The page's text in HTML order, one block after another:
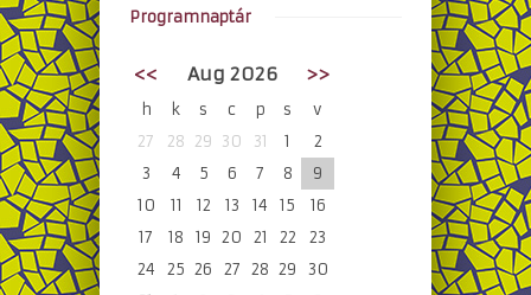
Programnaptár
<< Aug 2026 >>
h k s c p s
v
27
28 29 30 31 1
2
3
4 5 6 7 8
9
10
11 12 13 14 15
16
17
18 19 20 21 22
23
24
25 26 27 28 29
30